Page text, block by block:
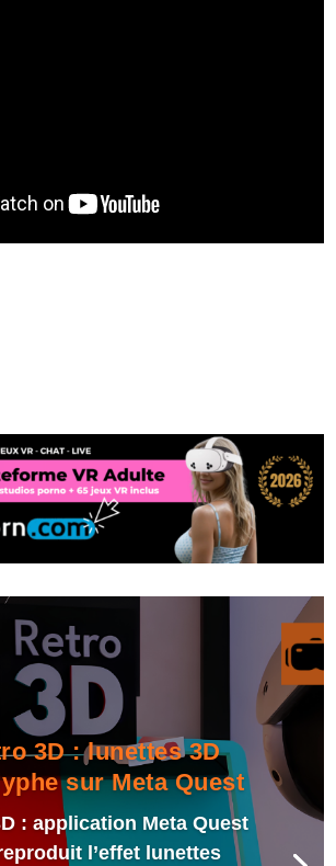
3D : lunettes 3D
sur Meta Quest
: application Meta Quest
l’effet lunettes